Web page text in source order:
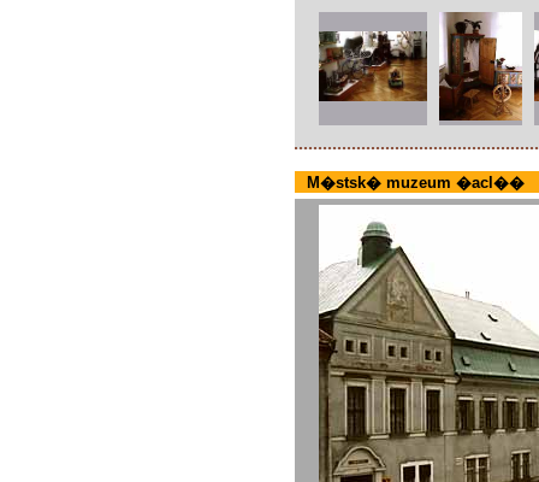
M�stsk� muzeum �acl��